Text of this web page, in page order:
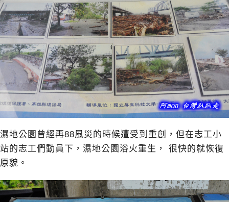
濕地公園曾經再88風災的時候遭受到重創，但在志工小
站的志工們動員下，濕地公園浴火重生， 很快的就恢復
原貌。